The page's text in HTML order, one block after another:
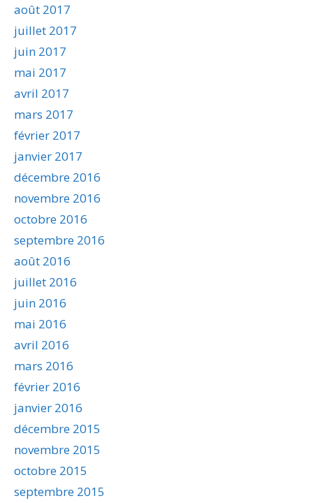
août 2017
juillet 2017
juin 2017
mai 2017
avril 2017
mars 2017
février 2017
janvier 2017
décembre 2016
novembre 2016
octobre 2016
septembre 2016
août 2016
juillet 2016
juin 2016
mai 2016
avril 2016
mars 2016
février 2016
janvier 2016
décembre 2015
novembre 2015
octobre 2015
septembre 2015